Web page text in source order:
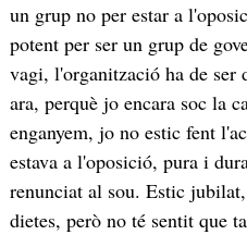
un grup no per estar a
potent per ser un grup de
vagi, l'organització ha de ser
ara, perquè jo encara soc la
enganyem, jo no estic fent
estava a l'oposició, pura i
renunciat al sou. Estic
dietes, però no té sentit que